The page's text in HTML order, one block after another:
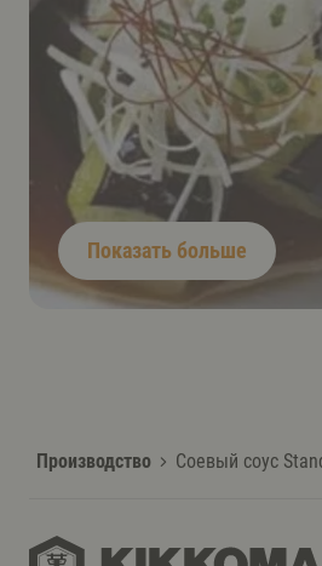
Показать больше
Производство Соевый соус